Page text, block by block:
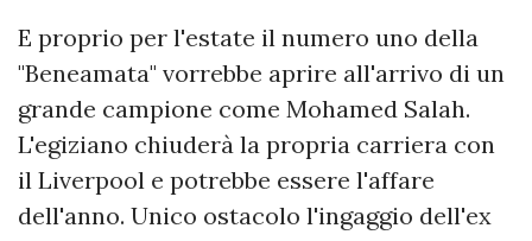
E proprio per l'estate il numero uno della
"Beneamata" vorrebbe aprire all'arrivo di un
grande campione come Mohamed Salah.
L'egiziano chiuderà la propria carriera con
il Liverpool e potrebbe essere l'affare
dell'anno. Unico ostacolo l'ingaggio dell'ex